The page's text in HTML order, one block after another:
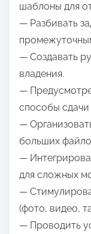
шаблоны для
— Разбивать
— Создавать
владения.
—
способы сдачи
—
больших
—
для сложных
—
(фото, видео,
— Проводить